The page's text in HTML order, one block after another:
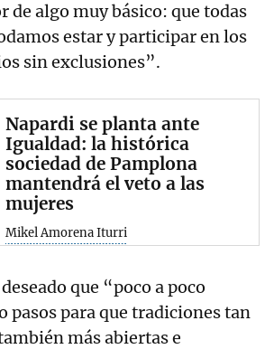
de algo muy básico: que todas
estar y participar en los
sin exclusiones”.
Napardi se planta ante
Igualdad: la histórica
sociedad de Pamplona
mantendrá el veto a las
mujeres
Mikel Amorena Iturri
que “poco a poco
pasos para que tradiciones tan
más abiertas e